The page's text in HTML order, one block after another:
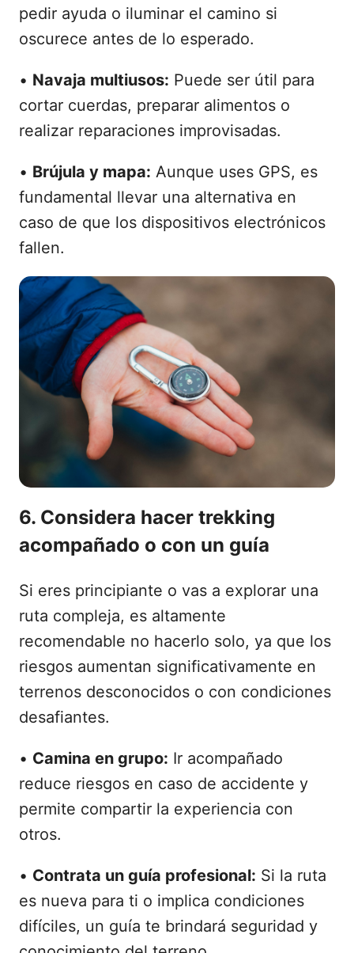
pedir ayuda o iluminar el camino si
oscurece antes de lo esperado.
• Navaja multiusos: Puede ser útil para
cortar cuerdas, preparar alimentos o
realizar reparaciones improvisadas.
• Brújula y mapa: Aunque uses GPS, es
fundamental llevar una alternativa en
caso de que los dispositivos electrónicos
fallen.
6. Considera hacer trekking
acompañado o con un guía
Si eres principiante o vas a explorar una
ruta compleja, es altamente
recomendable no hacerlo solo, ya que los
riesgos aumentan significativamente en
terrenos desconocidos o con condiciones
desafiantes.
• Camina en grupo: Ir acompañado
reduce riesgos en caso de accidente y
permite compartir la experiencia con
otros.
• Contrata un guía profesional: Si la ruta
es nueva para ti o implica condiciones
difíciles, un guía te brindará seguridad y